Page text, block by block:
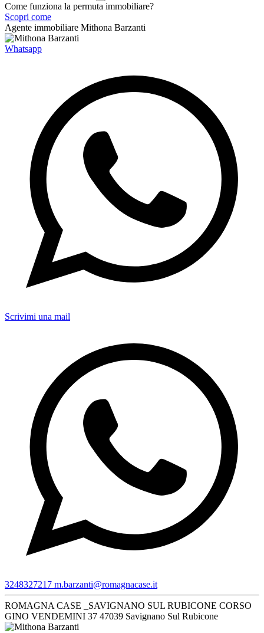
Come funziona la permuta immobiliare?
Scopri come
Agente immobiliare Mithona Barzanti
Whatsapp
Scrivimi una mail
3248327217 m.barzanti@romagnacase.it
ROMAGNA CASE _SAVIGNANO SUL RUBICONE CORSO
GINO VENDEMINI 37 47039 Savignano Sul Rubicone